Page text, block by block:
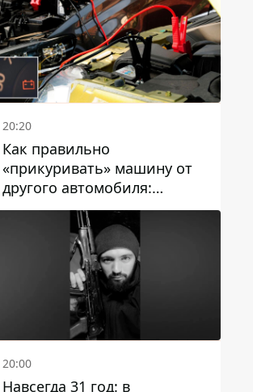
20:20
Как правильно
«прикуривать» машину от
другого автомобиля:
инструкция для водителей
20:00
Навсегда 31 год: в